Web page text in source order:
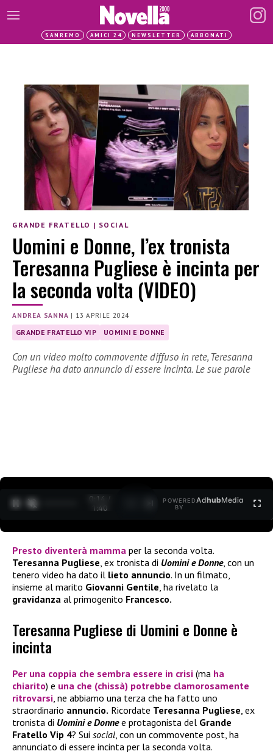
SANREMO AMICI 24 NEWSLETTER ABBONATI
GRANDE FRATELLO | SOCIAL
Uomini e Donne, l’ex tronista
Teresanna Pugliese è incinta per
la seconda volta (VIDEO)
ANDREA SANNA | 13 APRILE 2024
GRANDE FRATELLO VIP UOMINI E DONNE
Con un video molto commovente diffuso in rete, Teresanna
Pugliese ha dato annuncio di essere incinta. Le sue parole
0:15 /
1:40
POWERED
BY
AdhubMedia
Presto diventerà mamma per la seconda volta.
Teresanna Pugliese , ex tronista di Uomini e Donne, con un
tenero video ha dato il lieto annuncio. In un filmato,
insieme al marito Giovanni Gentile , ha rivelato la
gravidanza al primogenito Francesco.
Teresanna Pugliese di Uomini e Donne è
incinta
Per una coppia che sembra essere in crisi (ma ha
chiarito) e una che (chissà) potrebbe clamorosamente
ritrovarsi, ne abbiamo una terza che ha fatto uno
straordinario annuncio. Ricordate Teresanna Pugliese, ex
tronista di Uomini e Donnee protagonista del Grande
Fratello Vip 4? Sui social, con un commovente post, ha
annunciato di essere incinta per la seconda volta.